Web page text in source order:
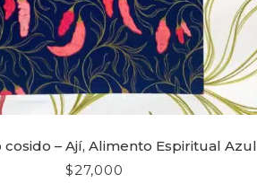
– Ají, Alimento Espiritual Azul
$27,000